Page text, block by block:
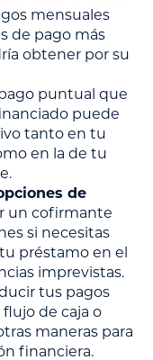
mensuales
de pago más
obtener por su
puntual que
puede
tanto en tu
en la de tu
de
un cofirmante
si necesitas
préstamo en el
imprevistas.
tus pagos
de caja o
maneras para
financiera.